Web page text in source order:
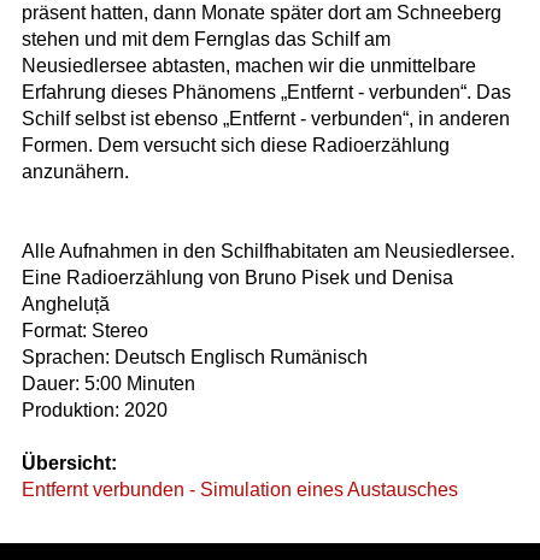
präsent hatten, dann Monate später dort am Schneeberg
stehen und mit dem Fernglas das Schilf am
Neusiedlersee abtasten, machen wir die unmittelbare
Erfahrung dieses Phänomens „Entfernt - verbunden“. Das
Schilf selbst ist ebenso „Entfernt - verbunden“, in anderen
Formen. Dem versucht sich diese Radioerzählung
anzunähern.
Alle Aufnahmen in den Schilfhabitaten am Neusiedlersee.
Eine Radioerzählung von Bruno Pisek und Denisa
Angheluță
Format: Stereo
Sprachen: Deutsch Englisch Rumänisch
Dauer: 5:00 Minuten
Produktion: 2020
Übersicht:
Entfernt verbunden - Simulation eines Austausches